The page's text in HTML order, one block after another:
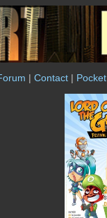
| Contact | Pocket